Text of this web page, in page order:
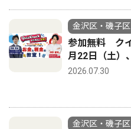
金沢区・磯子区
参加無料 ク
月22日（土）
2026.07.30
金沢区・磯子区